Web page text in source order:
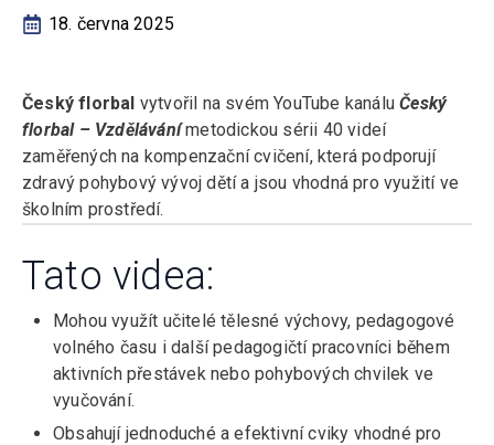
18. června 2025
Český florbal vytvořil na svém YouTube kanálu Český
florbal – Vzdělávánímetodickou sérii 40 videí
zaměřených na kompenzační cvičení, která podporují
zdravý pohybový vývoj dětí a jsou vhodná pro využití ve
školním prostředí.
Tato videa:
Mohou využít učitelé tělesné výchovy, pedagogové
volného času i další pedagogičtí pracovníci během
aktivních přestávek nebo pohybových chvilek ve
vyučování.
Obsahují jednoduché a efektivní cviky vhodné pro